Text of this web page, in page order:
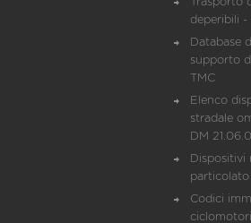
deperibili -
Database
supporto
TMC
Elenco
stradale
DM
Dispositivi
particolato
Codici